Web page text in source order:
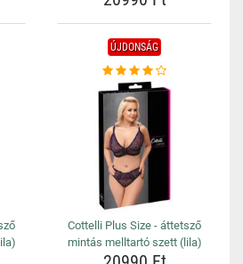
ÚJDONSÁG
Cottelli Plus Size - áttetsző
mintás melltartó szett (lila)